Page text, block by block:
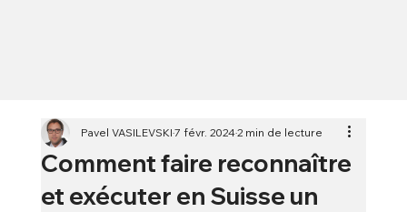
Comment faire reconnaître
et exécuter en Suisse un
Pavel VASILEVSKI7 févr. 20242 min de lecture